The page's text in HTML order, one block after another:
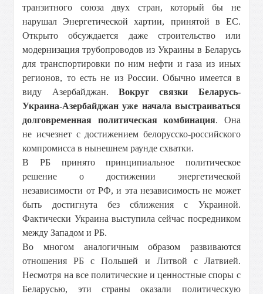
транзитного союза двух стран, который бы не
нарушал Энергетической хартии, принятой в ЕС.
Открыто обсуждается даже строительство или
модернизация трубопроводов из Украины в Беларусь
для транспортировки по ним нефти и газа из иных
регионов, то есть не из России. Обычно имеется в
виду Азербайджан. Вокруг связки Беларусь-
Украина-Азербайджан уже начала выстраиваться
долговременная политическая комбинация. Она
не исчезнет с достижением белорусско-российского
компромисса в нынешнем раунде схватки.
В РБ принято принципиальное политическое
решение о достижении энергетической
независимости от РФ, и эта независимость не может
быть достигнута без сближения с Украиной.
Фактически Украина выступила сейчас посредником
между Западом и РБ.
Во многом аналогичным образом развиваются
отношения РБ с Польшей и Литвой с Латвией.
Несмотря на все политические и ценностные споры с
Беларусью, эти страны оказали политическую